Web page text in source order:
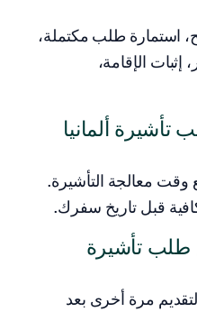
استمارة طلب مكتملة،
الإقامة،
ألمانيا
وقت معالجة التأشيرة.
قبل تاريخ سفرك.
طلب تأشيرة
مرة أخرى بعد